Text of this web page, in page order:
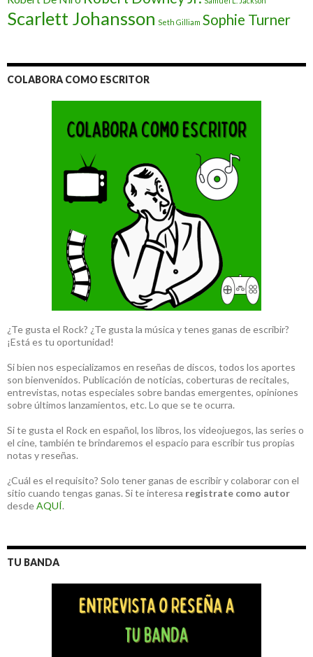
Scarlett Johansson Seth Gilliam Sophie Turner
COLABORA COMO ESCRITOR
¿Te gusta el Rock? ¿Te gusta la música y tenes ganas de escribir?
¡Está es tu oportunidad!
Si bien nos especializamos en reseñas de discos, todos los aportes
son bienvenidos. Publicación de noticias, coberturas de recitales,
entrevistas, notas especiales sobre bandas emergentes, opiniones
sobre últimos lanzamientos, etc. Lo que se te ocurra.
Si te gusta el Rock en español, los libros, los videojuegos, las series o
el cine, también te brindaremos el espacio para escribir tus propias
notas y reseñas.
¿Cuál es el requisito? Solo tener ganas de escribir y colaborar con el
sitio cuando tengas ganas. Si te interesa registrate como autor
desdeAQUÍ.
TU BANDA